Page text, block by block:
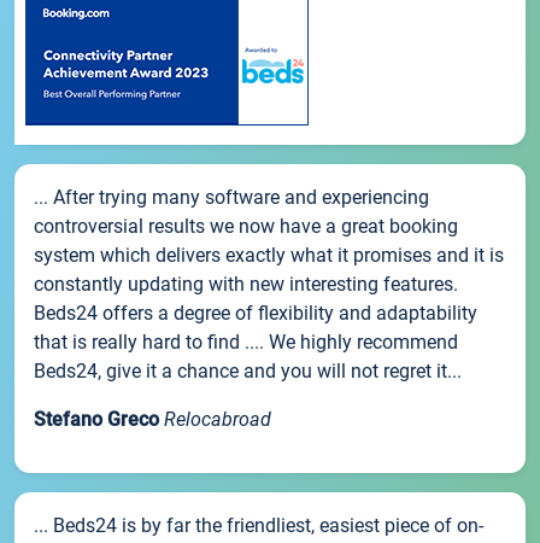
... After trying many software and experiencing
controversial results we now have a great booking
system which delivers exactly what it promises and it is
constantly updating with new interesting features.
Beds24 offers a degree of flexibility and adaptability
that is really hard to find .... We highly recommend
Beds24, give it a chance and you will not regret it...
Stefano Greco Relocabroad
... Beds24 is by far the friendliest, easiest piece of on-